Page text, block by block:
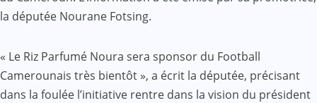
la députée Nourane Fotsing.
« Le Riz Parfumé Noura sera sponsor du Football
Camerounais très bientôt », a écrit la députée, précisant
dans la foulée l’initiative rentre dans la vision du président